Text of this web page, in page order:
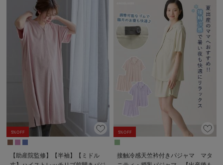
5%OFF
【助産院監修】【半袖】【ミドル
5%OFF
接触冷感天竺衿付きパジャマ マタ